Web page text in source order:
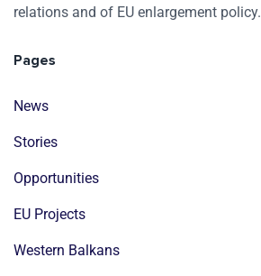
relations and of EU enlargement policy.
Pages
News
Stories
Opportunities
EU Projects
Western Balkans